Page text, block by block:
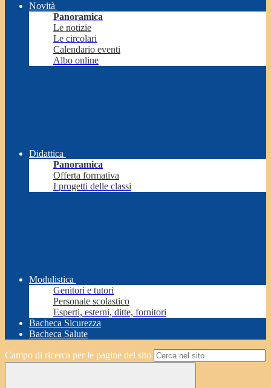
Novità
Panoramica
Le notizie
Le circolari
Calendario eventi
Albo online
Didattica
Panoramica
Offerta formativa
I progetti delle classi
Modulistica
Genitori e tutori
Personale scolastico
Esperti, esterni, ditte, fornitori
Bacheca Sicurezza
Bacheca Salute
Campo di ricerca per le pagine del sito